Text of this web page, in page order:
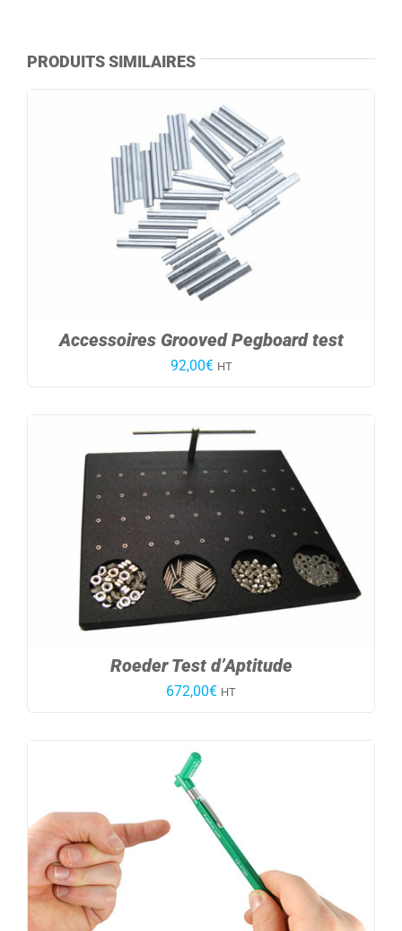
PRODUITS SIMILAIRES
Accessoires Grooved Pegboard test
92,00€ HT
Roeder Test d’Aptitude
672,00€ HT